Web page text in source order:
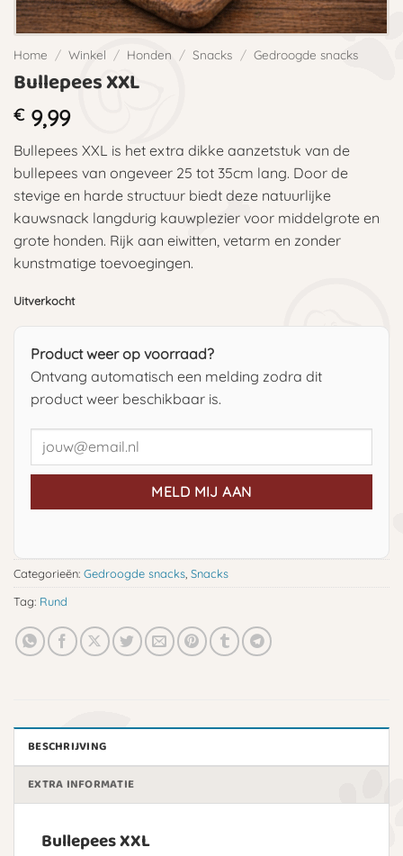
Home / Winkel / Honden / Snacks / Gedroogde snacks
Bullepees XXL
€9,99
Bullepees XXL is het extra dikke aanzetstuk van de
bullepees van ongeveer 25 tot 35cm lang. Door de
stevige en harde structuur biedt deze natuurlijke
kauwsnack langdurig kauwplezier voor middelgrote en
grote honden. Rijk aan eiwitten, vetarm en zonder
kunstmatige toevoegingen.
Uitverkocht
Product weer op voorraad?
Ontvang automatisch een melding zodra dit
product weer beschikbaar is.
MELD MIJ AAN
Categorieën: Gedroogde snacks Snacks
Tag: Rund
BESCHRIJVING
EXTRA INFORMATIE
Bullepees XXL